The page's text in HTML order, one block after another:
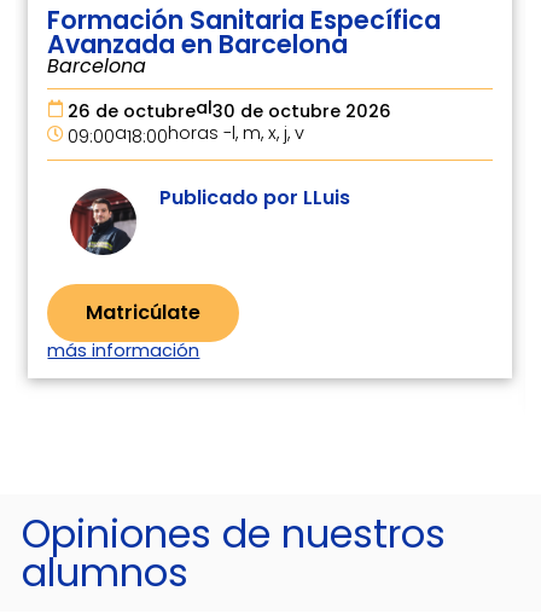
Formación Sanitaria Específica
Avanzada en Barcelona
Barcelona
09:00a18:00horas -l, m, x, j, v
26 de octubreal30 de octubre 2026
Publicado por LLuis
Matricúlate
más información
Opiniones de nuestros
alumnos